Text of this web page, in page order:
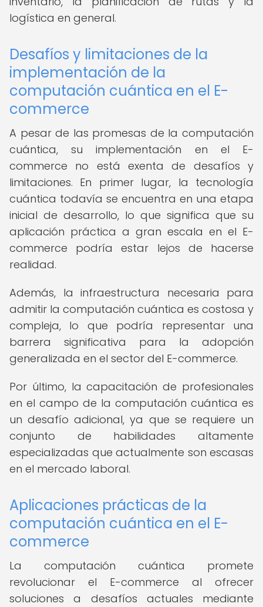
logística en general.
Desafíos y limitaciones de la
implementación de la
computación cuántica en el E-
commerce
A pesar de las promesas de la computación
cuántica, su implementación en el E-
commerce no está exenta de desafíos y
limitaciones. En primer lugar, la tecnología
cuántica todavía se encuentra en una etapa
inicial de desarrollo, lo que significa que su
aplicación práctica a gran escala en el E-
commerce podría estar lejos de hacerse
realidad.
Además, la infraestructura necesaria para
admitir la computación cuántica es costosa y
compleja, lo que podría representar una
barrera significativa para la adopción
generalizada en el sector del E-commerce.
Por último, la capacitación de profesionales
en el campo de la computación cuántica es
un desafío adicional, ya que se requiere un
conjunto de habilidades altamente
especializadas que actualmente son escasas
en el mercado laboral.
Aplicaciones prácticas de la
computación cuántica en el E-
commerce
La computación cuántica promete
revolucionar el E-commerce al ofrecer
soluciones a desafíos actuales mediante